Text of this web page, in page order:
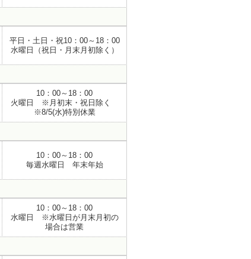
平日・土日・祝10：00～18：00
水曜日（祝日・月末月初除く）
10：00～18：00
火曜日 ※月初末・祝日除く
※8/5(水)特別休業
10：00～18：00
毎週水曜日 年末年始
10：00～18：00
水曜日 ※水曜日が月末月初の
場合は営業